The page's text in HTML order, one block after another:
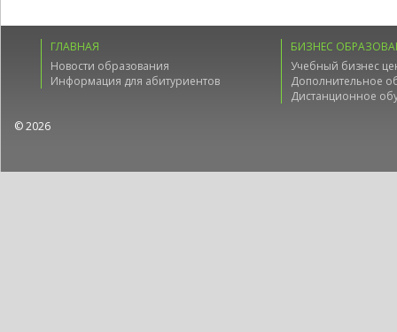
ГЛАВНАЯ
Новости образования
Информация для абитуриентов
БИЗНЕС
Учебный бизнес
Дополнительное
Дистанционное
© 2026